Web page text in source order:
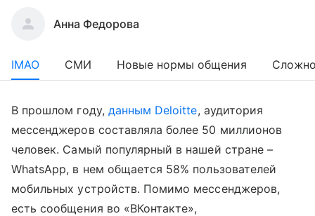
Анна Федорова
IMAO СМИ Новые нормы общения
В прошлом году, данным Deloitte, аудитория
мессенджеров составляла более 50 миллионов
человек. Самый популярный в нашей стране –
WhatsApp, в нем общается 58% пользователей
мобильных устройств. Помимо мессенджеров,
есть сообщения во «ВКонтакте»,